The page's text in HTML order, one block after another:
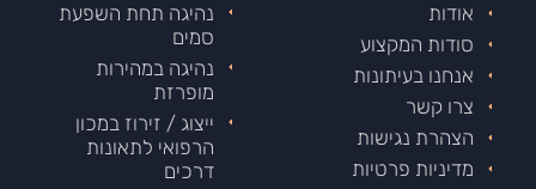
אודות
סודות המקצוע
אנחנו בעיתונות
צרו קשר
הצהרת נגישות
מדיניות פרטיות
נהיגה תחת השפעת
סמים
נהיגה במהירות
מופרזת
ייצוג / זירוז במכון
הרפואי לתאונות
דרכים